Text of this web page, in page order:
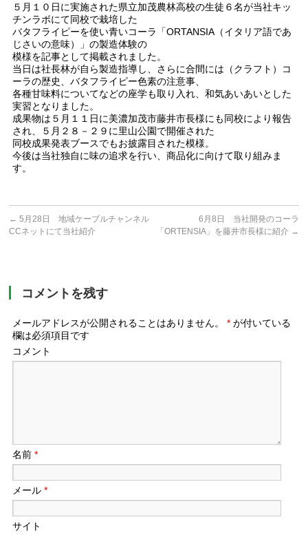
５月１０日に実施された県立加茂農林高校の生徒６名が当社キッ
チンラボにて同校で栽培した
バタフライピーを使い青いコーラ「ORTANSIA（イタリア語であ
じさいの意味）」の製造体験の
模様を記事として掲載されました。
当日は社長林が自ら製造指導し、さらに合間には（クラフト）コ
ーラの歴史、バタフライピー色素の注意事、
各種甘味料についてなどの座学も取り入れ、和気あいあいとした
実習となりました。
成果物は５月１１日に美濃加茂市藤井市長様にも同校により報告
され、５月２８－２９に里山公園で開催された
同校成果発表ブースでもお披露目された模様。
今後は当社独自に味の追求を行い、商品化に向けて取り組みま
す。
← 5月28日 地域ケーブルチャンネル
CCネットにて当社紹介
6月8日 当社開発のコーラ
「ORTENSIA」を藤井市長様に紹介 →
コメントを残す
メールアドレスが公開されることはありません。 * が付いている
欄は必須項目です
コメント
名前*
メール*
サイト